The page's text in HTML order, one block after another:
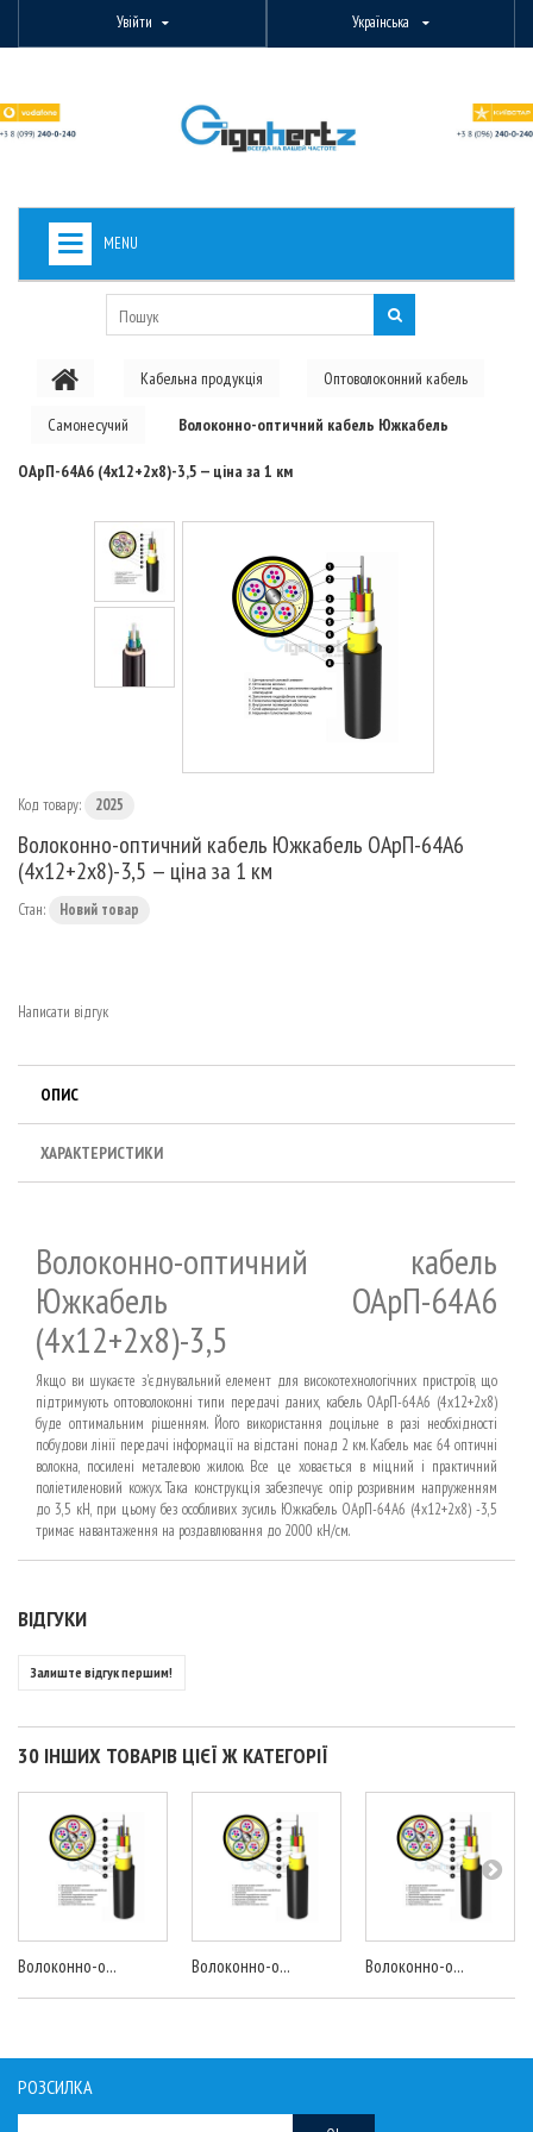
Увійти Українська
MENU
PON ОБЛАДНАННЯ
МАРШРУТИЗАТОРИ
Кабельна продукція Оптоволоконний кабель
Самонесучий Волоконно-оптичний кабель Южкабель
ОАрП-64А6 (4х12+2х8)-3,5 — ціна за 1 км
Код товару: 2025
Волоконно-оптичний кабель Южкабель ОАрП-64А6
(4х12+2х8)-3,5 — ціна за 1 км
Стан: Новий товар
Написати відгук
ОПИС
ХАРАКТЕРИСТИКИ
Волоконно-оптичний кабель
Южкабель ОАрП-64А6
(4х12+2х8)-3,5
Якщо ви шукаєте з'єднувальний елемент для високотехнологічних пристроїв, що
підтримують оптоволоконні типи передачі даних, кабель ОАрП-64А6 (4х12+2х8)
буде оптимальним рішенням. Його використання доцільне в разі необхідності
побудови лінії передачі інформації на відстані понад 2 км. Кабель має 64 оптичні
волокна, посилені металевою жилою. Все це ховається в міцний і практичний
поліетиленовий кожух. Така конструкція забезпечує опір розривним напруженням
до 3,5 кН, при цьому без особливих зусиль Южкабель ОАрП-64А6 (4х12+2х8) -3,5
тримає навантаження на роздавлювання до 2000 кН/см.
ВІДГУКИ
Залиште відгук першим!
30 ІНШИХ ТОВАРІВ ЦІЄЇ Ж КАТЕГОРІЇ
Волоконно-о... Волоконно-о... Волоконно-о...
РОЗСИЛКА